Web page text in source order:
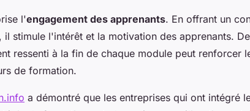
l'engagement des apprenants. En offrant un
stimule l'intérêt et la motivation des apprenants.
ressenti à la fin de chaque module peut renforcer
de formation.
a démontré que les entreprises qui ont intégré